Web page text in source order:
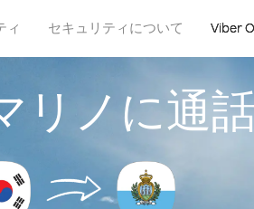
ィ セキュリティについて Viber
リノに通